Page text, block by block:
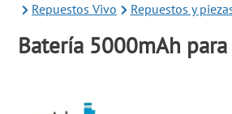
Repuestos Vivo Repuestos y
Batería 5000mAh